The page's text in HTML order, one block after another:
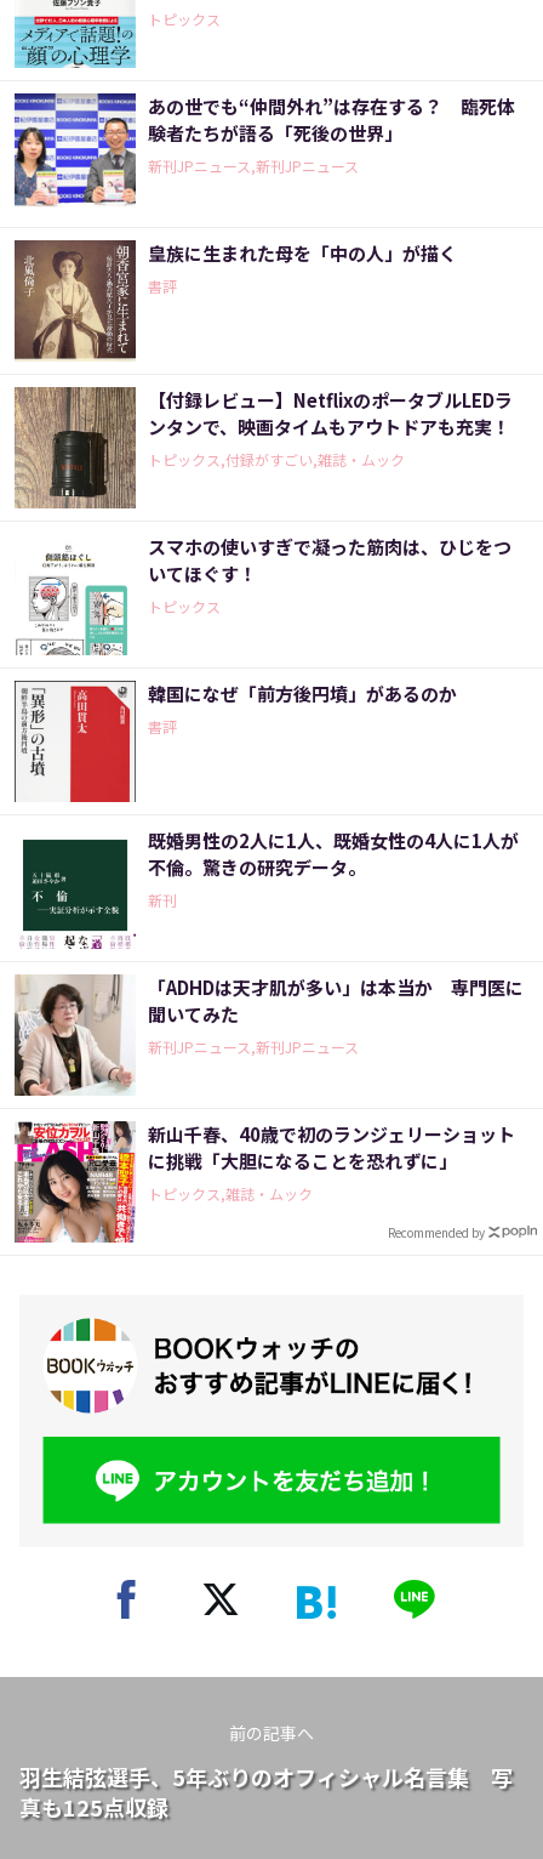
トピックス
あの世でも“仲間外れ”は存在する？ 臨死体
験者たちが語る「死後の世界」
新刊JPニュース,新刊JPニュース
皇族に生まれた母を「中の人」が描く
書評
【付録レビュー】NetflixのポータブルLEDラ
ンタンで、映画タイムもアウトドアも充実！
トピックス,付録がすごい,雑誌・ムック
スマホの使いすぎで凝った筋肉は、ひじをつ
いてほぐす！
トピックス
韓国になぜ「前方後円墳」があるのか
書評
既婚男性の2人に1人、既婚女性の4人に1人が
不倫。驚きの研究データ。
新刊
「ADHDは天才肌が多い」は本当か 専門医に
聞いてみた
新刊JPニュース,新刊JPニュース
新山千春、40歳で初のランジェリーショット
に挑戦「大胆になることを恐れずに」
トピックス,雑誌・ムック
Recommended by
前の記事へ
羽生結弦選手、5年ぶりのオフィシャル名言集 写
真も125点収録